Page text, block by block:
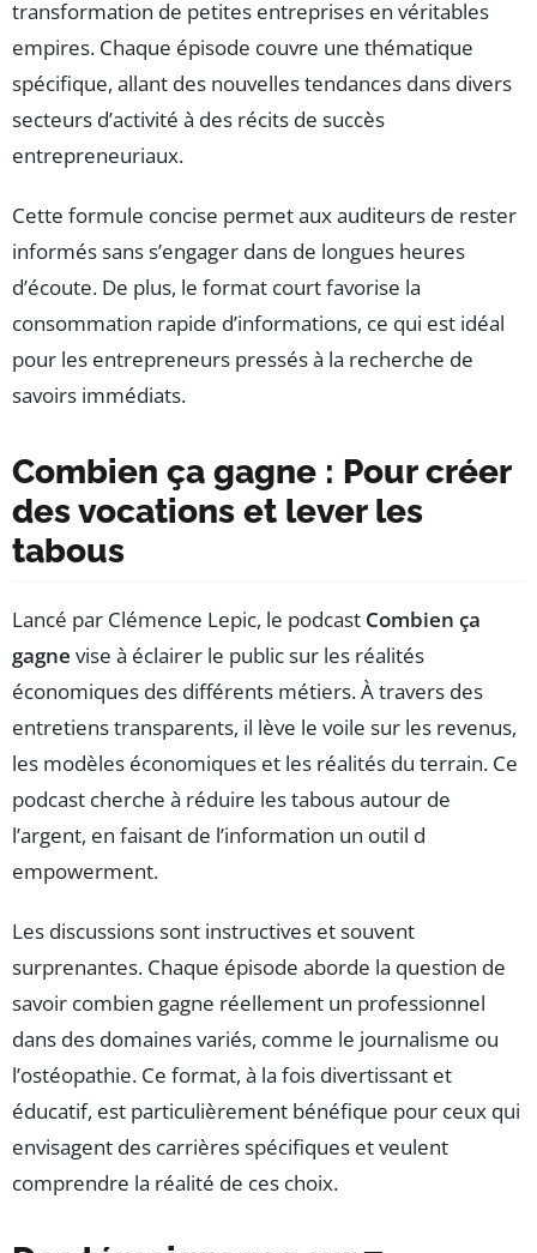
transformation de petites entreprises en véritables
empires. Chaque épisode couvre une thématique
spécifique, allant des nouvelles tendances dans divers
secteurs d’activité à des récits de succès
entrepreneuriaux.
Cette formule concise permet aux auditeurs de rester
informés sans s’engager dans de longues heures
d’écoute. De plus, le format court favorise la
consommation rapide d’informations, ce qui est idéal
pour les entrepreneurs pressés à la recherche de
savoirs immédiats.
Combien ça gagne : Pour créer
des vocations et lever les
tabous
Lancé par Clémence Lepic, le podcast Combien ça
gagne vise à éclairer le public sur les réalités
économiques des différents métiers. À travers des
entretiens transparents, il lève le voile sur les revenus,
les modèles économiques et les réalités du terrain. Ce
podcast cherche à réduire les tabous autour de
l’argent, en faisant de l’information un outil d
empowerment.
Les discussions sont instructives et souvent
surprenantes. Chaque épisode aborde la question de
savoir combien gagne réellement un professionnel
dans des domaines variés, comme le journalisme ou
l’ostéopathie. Ce format, à la fois divertissant et
éducatif, est particulièrement bénéfique pour ceux qui
envisagent des carrières spécifiques et veulent
comprendre la réalité de ces choix.